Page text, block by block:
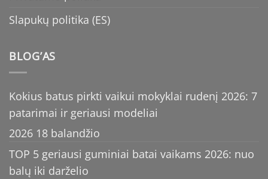
Slapukų politika (ES)
BLOG’AS
Kokius batus pirkti vaikui mokyklai rudenį 2026: 7
patarimai ir geriausi modeliai
2026 18 balandžio
TOP 5 geriausi guminiai batai vaikams 2026: nuo
balų iki darželio